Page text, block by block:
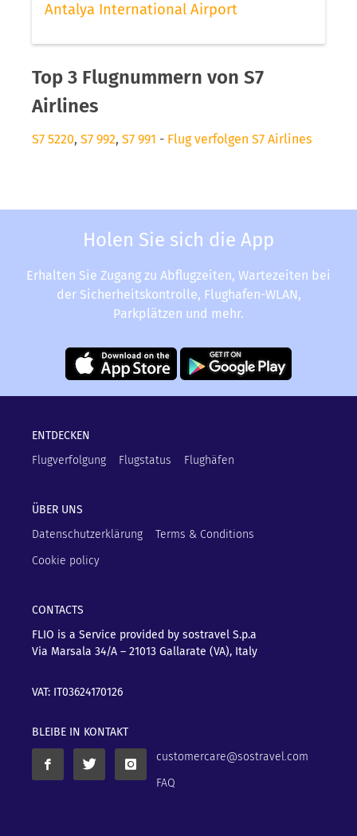
Antalya International Airport
Top 3 Flugnummern von S7
Airlines
S7 5220, S7 992, S7 991 - Flug verfolgen S7 Airlines
Holen Sie sich die App
Erhalten Sie Zugang zu Abflugzeiten, Wartezeiten bei
der Sicherheitskontrolle, Flughafen-WLAN,
Parkplätzen und mehr.
ENTDECKEN
Flugverfolgung
Flugstatus Flughäfen
ÜBER UNS
Datenschutzerklärung
Terms & Conditions
Cookie policy
CONTACTS
FLIO is a Service provided by sostravel S.p.a
Via Marsala 34/A – 21013 Gallarate (VA), Italy
VAT: IT03624170126
BLEIBE IN KONTAKT
customercare@sostravel.com
FAQ